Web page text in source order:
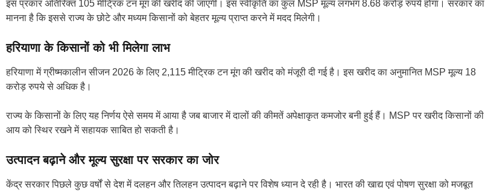
इस प्रकार अतिरिक्त 105 मीट्रिक टन मूंग की खरीद की जाएगी। इस स्वीकृति का कुल MSP मूल्य लगभग 8.68 करोड़ रुपये होगा। सरकार का
मानना है कि इससे राज्य के छोटे और मध्यम किसानों को बेहतर मूल्य प्राप्त करने में मदद मिलेगी।
हरियाणा के किसानों को भी मिलेगा लाभ
हरियाणा में ग्रीष्मकालीन सीजन 2026 के लिए 2,115 मीट्रिक टन मूंग की खरीद को मंजूरी दी गई है। इस खरीद का अनुमानित MSP मूल्य 18
करोड़ रुपये से अधिक है।
राज्य के किसानों के लिए यह निर्णय ऐसे समय में आया है जब बाजार में दालों की कीमतें अपेक्षाकृत कमजोर बनी हुई हैं। MSP पर खरीद किसानों की
आय को स्थिर रखने में सहायक साबित हो सकती है।
उत्पादन बढ़ाने और मूल्य सुरक्षा पर सरकार का जोर
केंद्र सरकार पिछले कुछ वर्षों से देश में दलहन और तिलहन उत्पादन बढ़ाने पर विशेष ध्यान दे रही है। भारत की खाद्य एवं पोषण सुरक्षा को मजबूत